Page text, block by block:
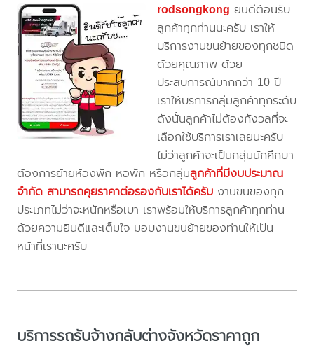
rodsongkong ยินดีต้อนรับ
ลูกค้าทุกท่านนะครับ เราให้
บริการงานขนย้ายของทุกชนิด
ด้วยคุณภาพ ด้วย
ประสบการณ์มากกว่า 10 ปี
เราให้บริการกลุ่มลูกค้าทุกระดับ
ดังนั้นลูกค้าไม่ต้องกังวลที่จะ
เลือกใช้บริการเราเลยนะครับ
ไม่ว่าลูกค้าจะเป็นกลุ่มนักศึกษา
ต้องการย้ายห้องพัก หอพัก หรือกลุ่มลูกค้าที่มีงบประมาณ
จำกัด สามารถคุยราคาต่อรองกับเราได้ครับ งานขนของทุก
ประเภทไม่ว่าจะหนักหรือเบา เราพร้อมให้บริการลูกค้าทุกท่าน
ด้วยความยินดีและเต็มใจ มอบงานขนย้ายของท่านให้เป็น
หน้าที่เรานะครับ
บริการรถรับจ้างกลับต่างจังหวัดราคาถูก